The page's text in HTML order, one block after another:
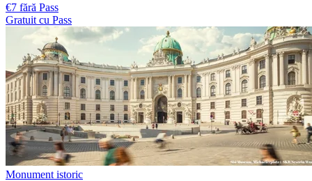
€7 fără Pass
Gratuit cu Pass
Monument istoric